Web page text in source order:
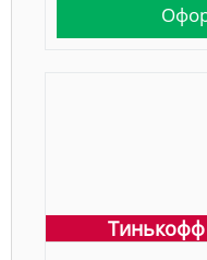
Тинькофф